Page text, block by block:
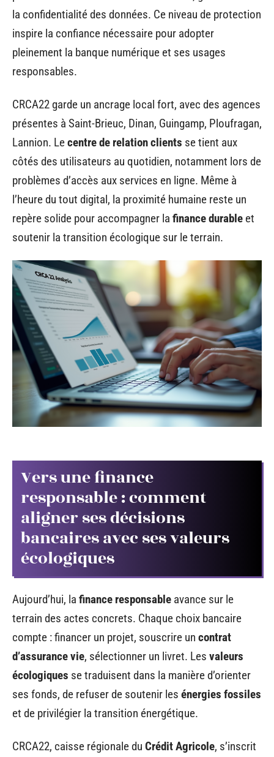
la confidentialité des données. Ce niveau de protection
inspire la confiance nécessaire pour adopter
pleinement la banque numérique et ses usages
responsables.
CRCA22 garde un ancrage local fort, avec des agences
présentes à Saint-Brieuc, Dinan, Guingamp, Ploufragan,
Lannion. Lecentre de relation clients se tient aux
côtés des utilisateurs au quotidien, notamment lors de
problèmes d’accès aux services en ligne. Même à
l’heure du tout digital, la proximité humaine reste un
repère solide pour accompagner la finance durable et
soutenir la transition écologique sur le terrain.
Vers une finance
responsable : comment
aligner ses décisions
bancaires avec ses valeurs
écologiques
Aujourd’hui, la finance responsable avance sur le
terrain des actes concrets. Chaque choix bancaire
compte : financer un projet, souscrire un contrat
d’assurance vie, sélectionner un livret. Les valeurs
écologiques se traduisent dans la manière d’orienter
ses fonds, de refuser de soutenir les énergies fossiles
et de privilégier la transition énergétique.
CRCA22, caisse régionale du Crédit Agricole, s’inscrit